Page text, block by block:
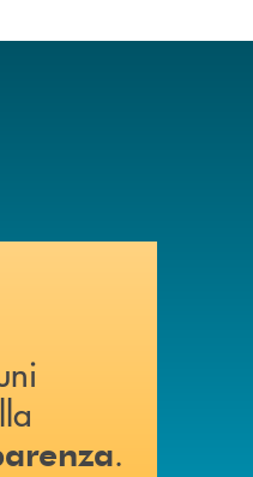
? Vai alla pagina della
.